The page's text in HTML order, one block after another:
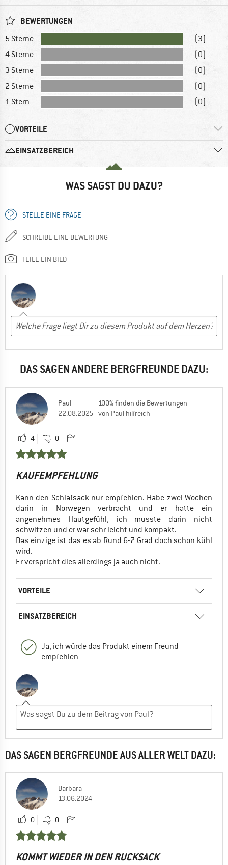
BEWERTUNGEN
5 Sterne
(3)
4 Sterne
(0)
3 Sterne
(0)
2 Sterne
(0)
1 Stern
(0)
VORTEILE
EINSATZBEREICH
WAS SAGST DU DAZU?
STELLE EINE FRAGE
SCHREIBE EINE BEWERTUNG
TEILE EIN BILD
DAS SAGEN ANDERE BERGFREUNDE DAZU:
Paul
22.08.2025
100% finden die Bewertungen
von Paul hilfreich
4 0
KAUFEMPFEHLUNG
Kann den Schlafsack nur empfehlen. Habe zwei Wochen
darin in Norwegen verbracht und er hatte ein
angenehmes Hautgefühl, ich musste darin nicht
schwitzen und er war sehr leicht und kompakt.
Das einzige ist das es ab Rund 6-7 Grad doch schon kühl
wird.
Er verspricht dies allerdings ja auch nicht.
VORTEILE
EINSATZBEREICH
Ja, ich würde das Produkt einem Freund
empfehlen
DAS SAGEN BERGFREUNDE AUS ALLER WELT DAZU:
Barbara
13.06.2024
0 0
KOMMT WIEDER IN DEN RUCKSACK